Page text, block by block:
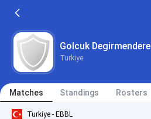
Golcuk Degirmendere
Turkiye
Matches Standings Rosters
Turkiye - EBBL